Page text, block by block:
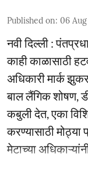
Published on: 06 Aug
नवी दिल्ली :
काही काळासाठी
अधिकारी मार्क
बाल लैंगिक शोषण,
कबुली देत, एका
करण्यासाठी
मेटाच्या